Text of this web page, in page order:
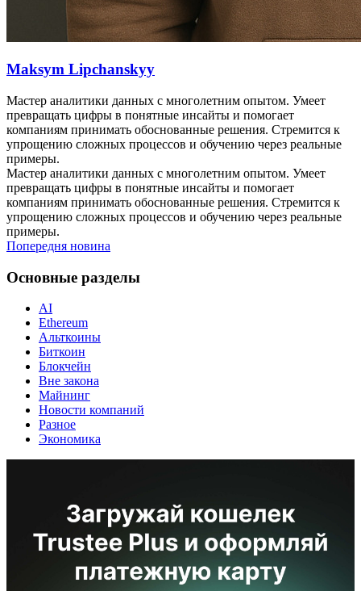
Maksym Lipchanskyy
Мастер аналитики данных с многолетним опытом. Умеет
превращать цифры в понятные инсайты и помогает
компаниям принимать обоснованные решения. Стремится к
упрощению сложных процессов и обучению через реальные
примеры.
Мастер аналитики данных с многолетним опытом. Умеет
превращать цифры в понятные инсайты и помогает
компаниям принимать обоснованные решения. Стремится к
упрощению сложных процессов и обучению через реальные
примеры.
Попередня новина
Основные разделы
AI
Ethereum
Альткоины
Биткоин
Блокчейн
Вне закона
Майнинг
Новости компаний
Разное
Экономика